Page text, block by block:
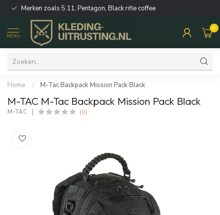
Merken zoals 5.11, Pentagon, Black rifle coffee
MENU
0
Home / M-Tac Backpack Mission Pack Black
M-TAC M-Tac Backpack Mission Pack Black
M-TAC (0)